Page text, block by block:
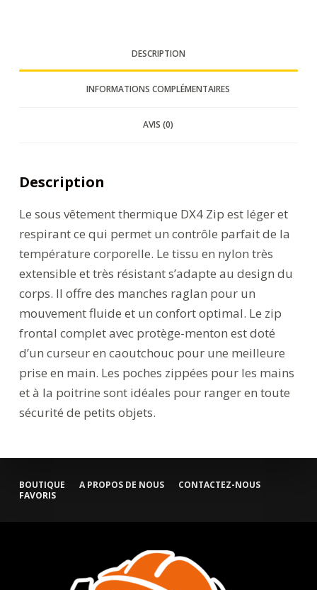
DESCRIPTION
INFORMATIONS COMPLÉMENTAIRES
AVIS (0)
Description
Le sous vêtement thermique DX4 Zip est léger et
respirant ce qui permet un contrôle parfait de la
température corporelle. Le tissu en nylon très
extensible et très résistant s’adapte au design du
corps. Il offre des manches raglan pour un
mouvement fluide et un confort optimal. Le zip
frontal complet avec protège-menton est doté
d’un curseur en caoutchouc pour une meilleure
prise en main. Les poches zippées pour les mains
et à la poitrine sont idéales pour ranger en toute
sécurité de petits objets.
BOUTIQUE A PROPOS DE NOUS
CONTACTEZ-NOUS
FAVORIS